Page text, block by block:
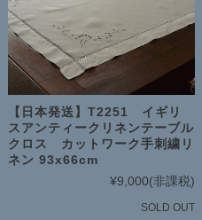
【日本発送】T2251 イギリ
スアンティークリネンテーブル
クロス カットワーク手刺繍リ
ネン 93x66cm
¥9,000(非課税)
SOLD OUT